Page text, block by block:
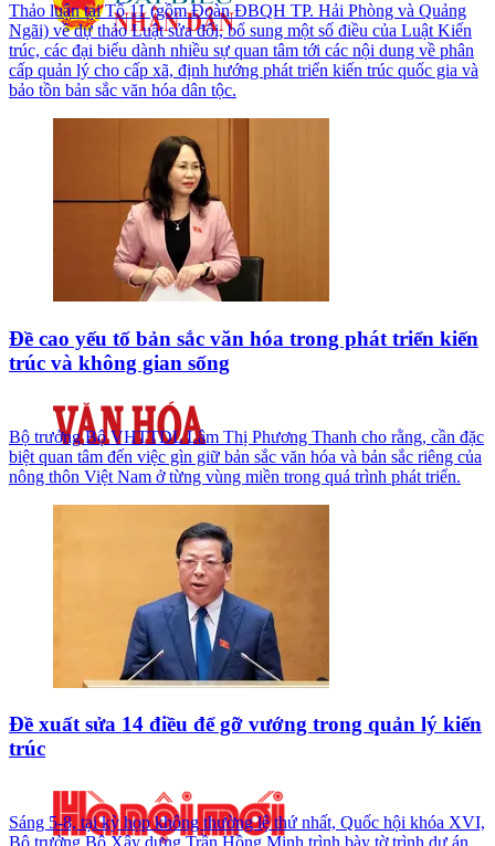
Thảo luận tại Tổ 11 (gồm Đoàn ĐBQH TP. Hải Phòng và Quảng
Ngãi) về dự thảo Luật sửa đổi, bổ sung một số điều của Luật Kiến
trúc, các đại biểu dành nhiều sự quan tâm tới các nội dung về phân
cấp quản lý cho cấp xã, định hướng phát triển kiến trúc quốc gia và
bảo tồn bản sắc văn hóa dân tộc.
Đề cao yếu tố bản sắc văn hóa trong phát triển kiến
trúc và không gian sống
Bộ trưởng Bộ VHTTDL Lâm Thị Phương Thanh cho rằng, cần đặc
biệt quan tâm đến việc gìn giữ bản sắc văn hóa và bản sắc riêng của
nông thôn Việt Nam ở từng vùng miền trong quá trình phát triển.
Đề xuất sửa 14 điều để gỡ vướng trong quản lý kiến
trúc
Sáng 5-8, tại kỳ họp không thường lệ thứ nhất, Quốc hội khóa XVI,
Bộ trưởng Bộ Xây dựng Trần Hồng Minh trình bày tờ trình dự án